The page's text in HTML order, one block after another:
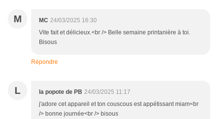
M MC 24/03/2025 16:30
Vite fait et délicieux.<br /> Belle semaine printanière à toi.
Bisous
Répondre
L la popote de PB 24/03/2025 11:17
j'adore cet appareil et ton couscous est appétissant miam<br
/> bonne journée<br /> bisous